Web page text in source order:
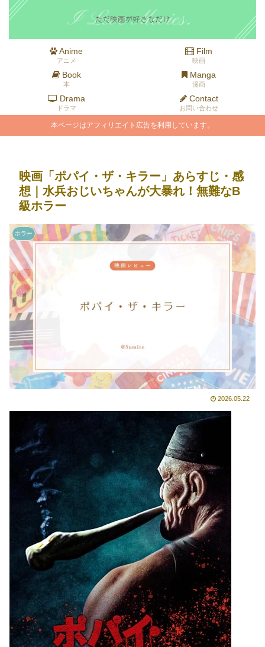
Anime
アニメ
Film
映画
Book
本
Manga
漫画
Drama
ドラマ
Contact
お問い合わせ
本ページはアフィリエイト広告を利用しています。
映画「ポパイ・ザ・キラー」あらすじ・感
想｜水兵おじいちゃんが大暴れ！無難なB
級ホラー
ホラー
2026.05.22